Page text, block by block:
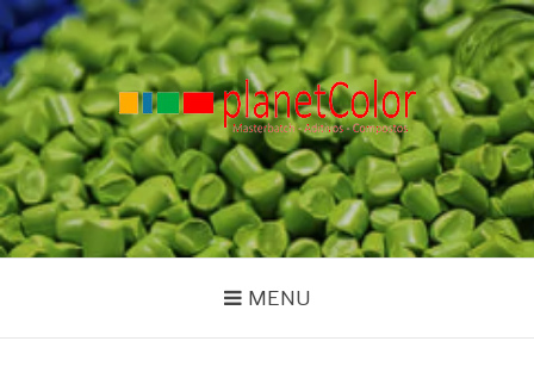
Pular
para
o
conteúdo
PLANET COLOR
Blog
MENU